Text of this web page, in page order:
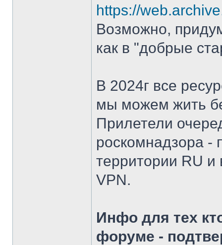
https://
Возможно,
как в "добрые
В 2024г все
мы можем жить
Прилетели
роскомнадзора -
территории RU и
VPN.
Инфо для тех
форуме -